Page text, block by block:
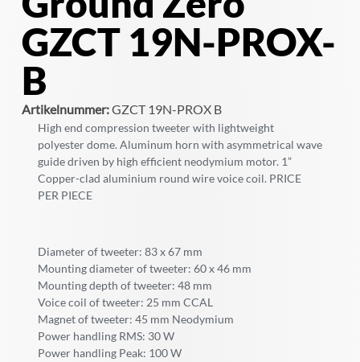
GZCT 19N-PROX-
B
Artikelnummer:GZCT 19N-PROX B
High end compression tweeter with lightweight
polyester dome. Aluminum horn with asymmetrical wave
guide driven by high efficient neodymium motor. 1”
Copper-clad aluminium round wire voice coil. PRICE
PER PIECE
Diameter of tweeter: 83 x 67 mm
Mounting diameter of tweeter: 60 x 46 mm
Mounting depth of tweeter: 48 mm
Voice coil of tweeter: 25 mm CCAL
Magnet of tweeter: 45 mm Neodymium
Power handling RMS: 30 W
Power handling Peak: 100 W